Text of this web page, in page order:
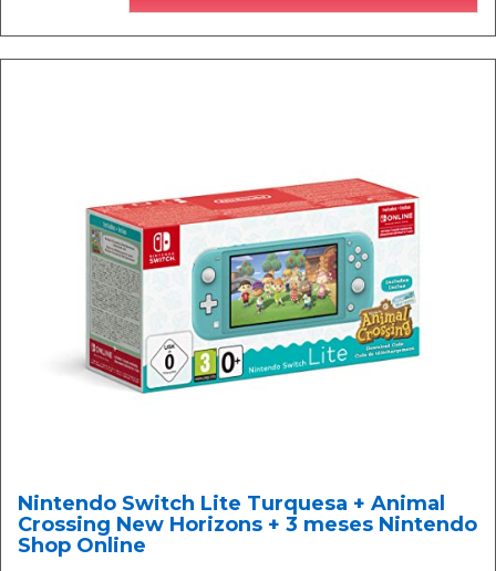
Nintendo Switch Lite Turquesa + Animal
Crossing New Horizons + 3 meses Nintendo
Shop Online